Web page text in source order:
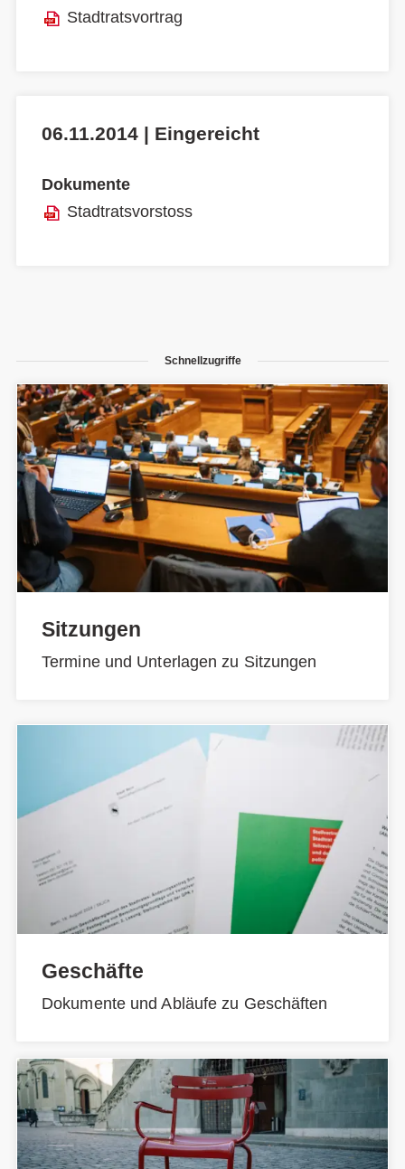
Stadtratsvortrag
06.11.2014 | Eingereicht
Dokumente
Stadtratsvorstoss
Schnellzugriffe
Sitzungen
Termine und Unterlagen zu Sitzungen
Geschäfte
Dokumente und Abläufe zu Geschäften